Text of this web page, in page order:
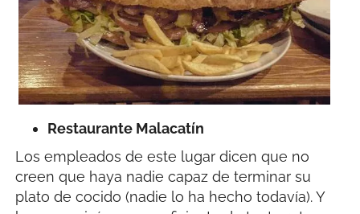
Restaurante Malacatín
Los empleados de este lugar dicen que no
creen que haya nadie capaz de terminar su
plato de cocido (nadie lo ha hecho todavía). Y